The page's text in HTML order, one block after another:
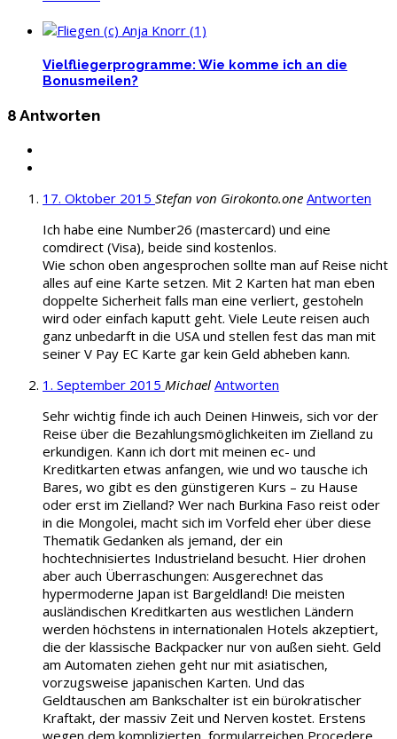
Vielfliegerprogramme: Wie komme ich an die
Bonusmeilen?
8 Antworten
17. Oktober 2015 Stefan von Girokonto.one Antworten
Ich habe eine Number26 (mastercard) und eine
comdirect (Visa), beide sind kostenlos.
Wie schon oben angesprochen sollte man auf Reise nicht
alles auf eine Karte setzen. Mit 2 Karten hat man eben
doppelte Sicherheit falls man eine verliert, gestoheln
wird oder einfach kaputt geht. Viele Leute reisen auch
ganz unbedarft in die USA und stellen fest das man mit
seiner V Pay EC Karte gar kein Geld abheben kann.
1. September 2015 Michael Antworten
Sehr wichtig finde ich auch Deinen Hinweis, sich vor der
Reise über die Bezahlungsmöglichkeiten im Zielland zu
erkundigen. Kann ich dort mit meinen ec- und
Kreditkarten etwas anfangen, wie und wo tausche ich
Bares, wo gibt es den günstigeren Kurs – zu Hause
oder erst im Zielland? Wer nach Burkina Faso reist oder
in die Mongolei, macht sich im Vorfeld eher über diese
Thematik Gedanken als jemand, der ein
hochtechnisiertes Industrieland besucht. Hier drohen
aber auch Überraschungen: Ausgerechnet das
hypermoderne Japan ist Bargeldland! Die meisten
ausländischen Kreditkarten aus westlichen Ländern
werden höchstens in internationalen Hotels akzeptiert,
die der klassische Backpacker nur von außen sieht. Geld
am Automaten ziehen geht nur mit asiatischen,
vorzugsweise japanischen Karten. Und das
Geldtauschen am Bankschalter ist ein bürokratischer
Kraftakt, der massiv Zeit und Nerven kostet. Erstens
wegen dem komplizierten, formularreichen Procedere